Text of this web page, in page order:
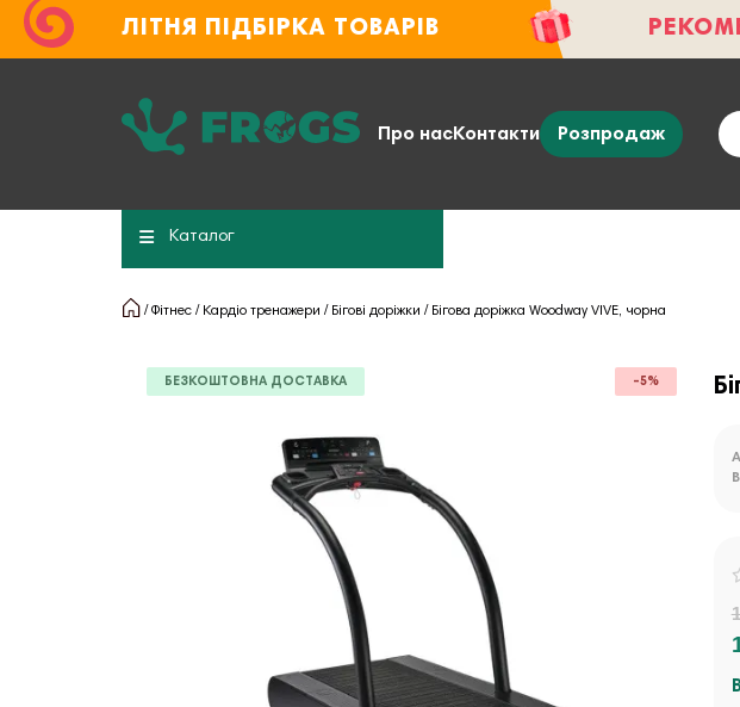
ЛІТНЯ ПІДБІРКА ТОВАРІВ
Про насКонтакти Розпродаж
Каталог
Фітнес Кардіо тренажери Бігові доріжки Бігова доріжка Woodway VIVE, чорна
БЕЗКОШТОВНА ДОСТАВКА -5%